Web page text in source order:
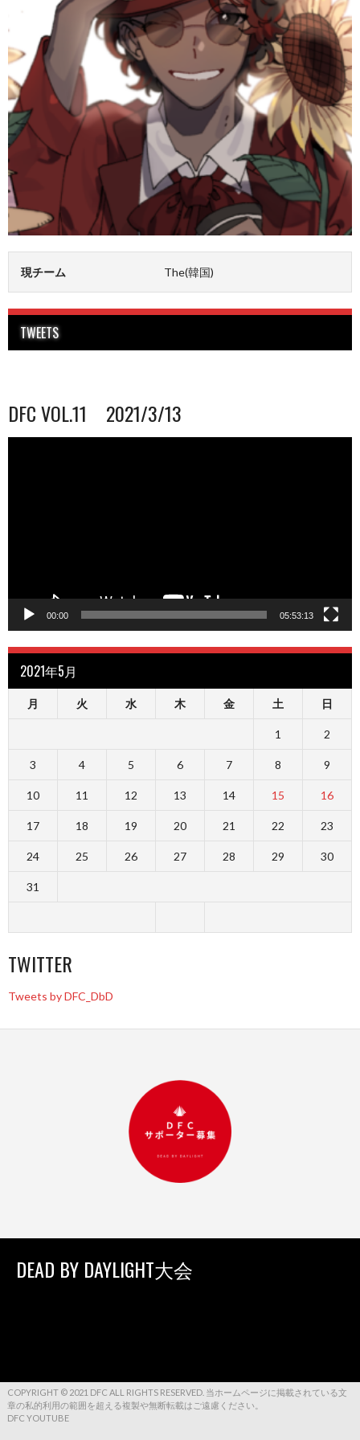
現チーム The(韓国)
TWEETS
DFC VOL.11 2021/3/13
00:00 05:53:13
2021年5月
月 火 水 木 金 土 日
1 2
3 4 5 6 7 8 9
10 11 12 13 14 15 16
17 18 19 20 21 22 23
24 25 26 27 28 29 30
31
TWITTER
Tweets by DFC_DbD
DEAD BY DAYLIGHT大会
COPYRIGHT © 2021 DFC ALL RIGHTS RESERVED. 当ホームページに掲載されている文
章の私的利用の範囲を超える複製や無断転載はご遠慮ください。
DFC YOUTUBE